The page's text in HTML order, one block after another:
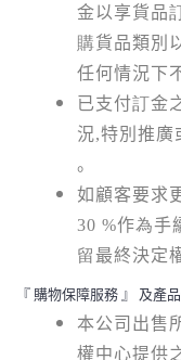
金以享貨品
購貨品類別
任何情況下
已支付訂金
況,特別推廣
。
如顧客要求
30 %作為手
留最終決定
『 購物保障服務 』 及產
本公司出售
權中心提供